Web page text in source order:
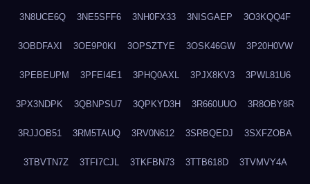
3N8UCE6Q 3NE5SFF6 3NH0FX33 3NISGAEP 3O3KQQ4F
3OBDFAXI 3OE9P0KI 3OPSZTYE 3OSK46GW 3P20H0VW
3PEBEUPM 3PFEI4E1 3PHQ0AXL 3PJX8KV3 3PWL81U6
3PX3NDPK 3QBNPSU7 3QPKYD3H 3R660UUO 3R8OBY8R
3RJJOB51 3RM5TAUQ 3RV0N612 3SRBQEDJ 3SXFZOBA
3TBVTN7Z 3TFI7CJL 3TKFBN73 3TTB618D 3TVMVY4A